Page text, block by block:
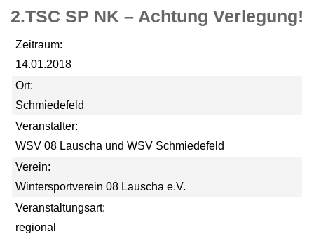
2.TSC SP NK – Achtung Verlegung!
Zeitraum:
14.01.2018
Ort:
Schmiedefeld
Veranstalter:
WSV 08 Lauscha und WSV Schmiedefeld
Verein:
Wintersportverein 08 Lauscha e.V.
Veranstaltungsart:
regional